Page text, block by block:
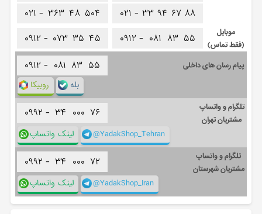
۰۲۱ - ۳۳ ۹۴ ۶۷ ۸۸
۰۲۱ - ۳۶۳ ۴۸ ۵۰۴
موبایل
(فقط تماس)
۰۹۱۲ - ۰۸۱ ۸۳ ۵۵ ۰۹۱۲ - ۰۷۳ ۳۵ ۴۵
پیام رسان های داخلی ۰۹۱۲ - ۰۸۱ ۸۳ ۵۵
روبیکا بله
تلگرام و واتساپ
مشتریان تهران
۰۹۹۲ - ۳۴ ۰۰۰ ۷۶
لینک واتساپ @YadakShop_Tehran
تلگرام و واتساپ
مشتریان شهرستان
۰۹۹۲ - ۳۴ ۰۰۰ ۷۲
لینک واتساپ @YadakShop_Iran